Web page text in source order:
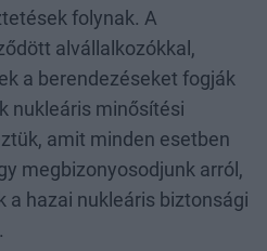
folynak. A
alvállalkozókkal,
a berendezéseket fogják
nukleáris minősítési
amit minden esetben
megbizonyosodjunk arról,
a hazai nukleáris biztonsági